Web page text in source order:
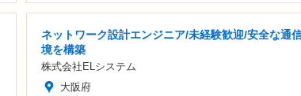
ネットワーク設計エンジニア/未経験歓迎/安全な通
境を構築
株式会社ELシステム
大阪府